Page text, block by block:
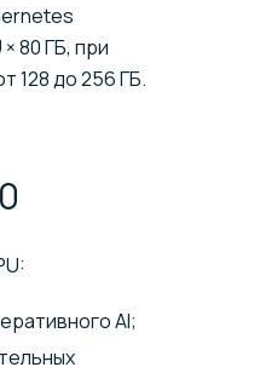
80 ГБ, при
128 до 256 ГБ.
AI;